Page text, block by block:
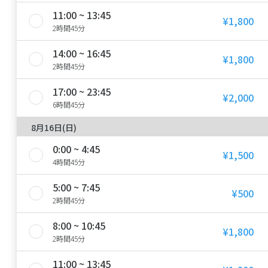
11:00 ~ 13:45
2時間45分 ¥1,800
14:00 ~ 16:45
2時間45分 ¥1,800
17:00 ~ 23:45
6時間45分 ¥2,000
8月16日(日)
0:00 ~ 4:45
4時間45分 ¥1,500
5:00 ~ 7:45
2時間45分 ¥500
8:00 ~ 10:45
2時間45分 ¥1,800
11:00 ~ 13:45